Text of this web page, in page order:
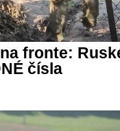
fronte:
čísla